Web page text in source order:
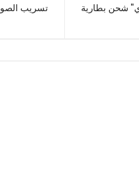
شحن بطارية